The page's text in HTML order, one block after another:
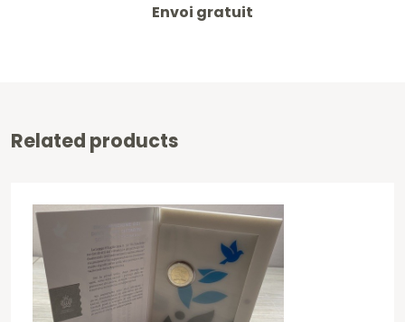
Envoi gratuit
Related products